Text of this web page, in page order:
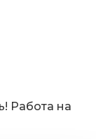
Работа на